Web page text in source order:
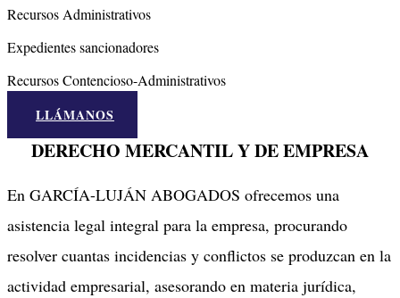
Recursos Administrativos
Expedientes sancionadores
Recursos Contencioso-Administrativos
LLÁMANOS
DERECHO MERCANTIL Y DE EMPRESA
En GARCÍA-LUJÁN ABOGADOS ofrecemos una
asistencia legal integral para la empresa, procurando
resolver cuantas incidencias y conflictos se produzcan en la
actividad empresarial, asesorando en materia jurídica,